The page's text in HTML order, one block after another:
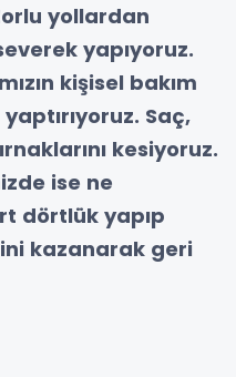
yollardan
yapıyoruz.
kişisel bakım
Saç,
kesiyoruz.
ise ne
dörtlük yapıp
kazanarak geri